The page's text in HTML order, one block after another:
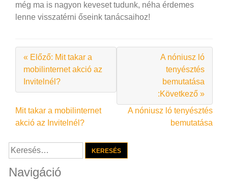
még ma is nagyon keveset tudunk, néha érdemes
lenne visszatérni őseink tanácsaihoz!
« Előző: Mit takar a
mobilinternet akció az
Invitelnél?
A nóniusz ló
tenyésztés
bemutatása
:Következő »
Bejegyzés
navigáció
Mit takar a mobilinternet
akció az Invitelnél?
A nóniusz ló tenyésztés
bemutatása
Keresés:
Navigáció